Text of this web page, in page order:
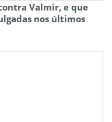
Valmir, e que
nos últimos